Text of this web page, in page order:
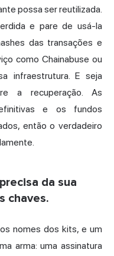
possa ser reutilizada.
e pare de usá-la
das transações e
como Chainabuse ou
infraestrutura. E seja
a recuperação. As
e os fundos
então o verdadeiro
da sua
chaves.
nomes dos kits, e um
arma: uma assinatura